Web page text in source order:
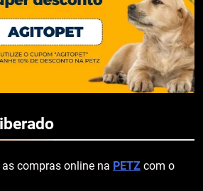
as compras online na PETZ com o